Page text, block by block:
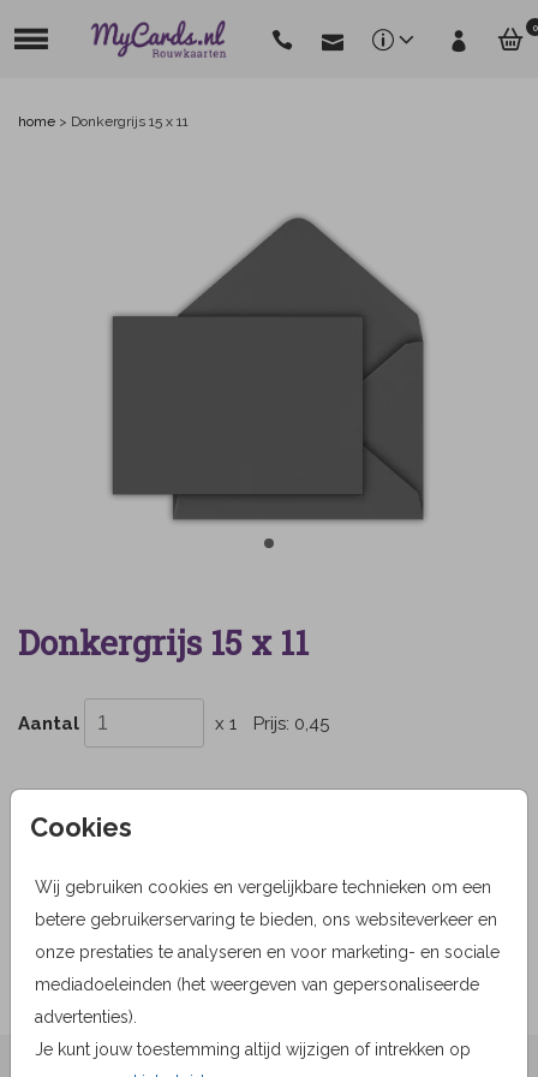
0
Cookies
Wij gebruiken cookies en vergelijkbare technieken om een
betere gebruikerservaring te bieden, ons websiteverkeer en
onze prestaties te analyseren en voor marketing- en sociale
mediadoeleinden (het weergeven van gepersonaliseerde
advertenties).
Je kunt jouw toestemming altijd wijzigen of intrekken op
home > Donkergrijs 15 x 11
Donkergrijs 15 x 11
Aantal x 1 Prijs: 0,45
donkergrijs 15 x 11
Prijs: 0,45